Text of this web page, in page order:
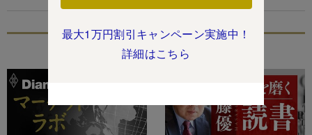
最大1万円割引キャンペーン実施中！
詳細はこちら
特集